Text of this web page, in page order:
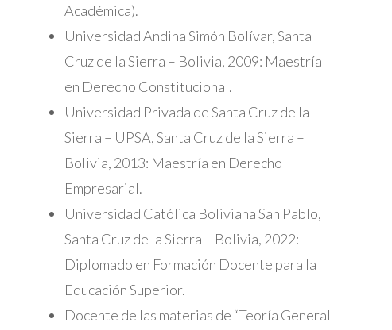
Académica).
Universidad Andina Simón Bolívar, Santa
Cruz de la Sierra – Bolivia, 2009: Maestría
en Derecho Constitucional.
Universidad Privada de Santa Cruz de la
Sierra – UPSA, Santa Cruz de la Sierra –
Bolivia, 2013: Maestría en Derecho
Empresarial.
Universidad Católica Boliviana San Pablo,
Santa Cruz de la Sierra – Bolivia, 2022:
Diplomado en Formación Docente para la
Educación Superior.
Docente de las materias de “Teoría General